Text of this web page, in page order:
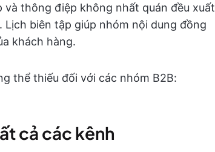
thông điệp không nhất quán đều xuất
biên tập giúp nhóm nội dung đồng
khách hàng.
thể thiếu đối với các nhóm B2B:
cả các kênh